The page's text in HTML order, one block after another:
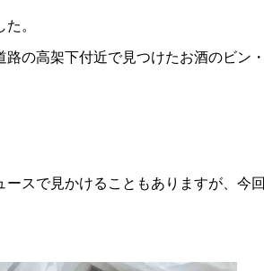
。
の高架下付近で見つけたお酒のビン・
スで見かけることもありますが、今回